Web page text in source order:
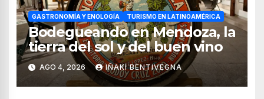
GASTRONOMÍA Y ENOLOGÍA TURISMO EN LATINOAMÉRICA
Bodegueando en Mendoza, la
tierra del sol y del buen vino
AGO 4, 2026 IÑAKI BENTIVEGNA